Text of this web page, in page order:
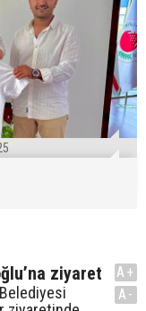
ziyaret
A+
A-